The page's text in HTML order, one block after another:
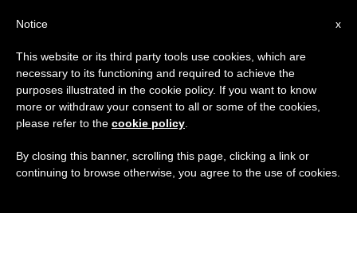
x
Notice
This website or its third party tools use cookies, which are
necessary to its functioning and required to achieve the
purposes illustrated in the cookie policy. If you want to know
more or withdraw your consent to all or some of the cookies,
please refer to the cookie policy
By closing this banner, scrolling this page, clicking a link or
continuing to browse otherwise, you agree to the use of cookies.